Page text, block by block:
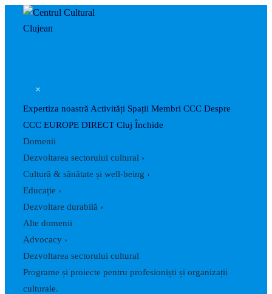
Skip
×
Expertiza noastră Activități Spații Membri CCC Despre
CCC EUROPE DIRECT Cluj Închide
Domenii
Dezvoltarea sectorului cultural ›
Cultură & sănătate și well-being ›
Educație ›
Dezvoltare durabilă ›
Alte domenii
Advocacy ›
Dezvoltarea sectorului cultural
Programe și proiecte pentru profesioniști și organizații
culturale.
Post
navigation
Caută